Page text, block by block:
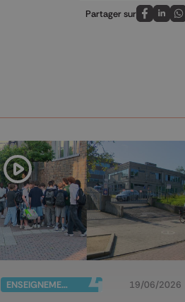
Partager sur
Partagez
ENSEIGNEMENT 19/06/2026